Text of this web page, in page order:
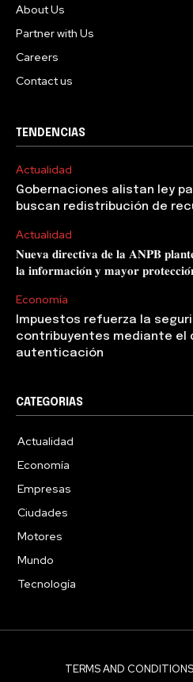
About Us
Partner with Us
Careers
Contact us
TENDENCIAS
Actualidad
Gobernaciones alistan ley
buscan redistribución de
Actualidad
𝐍𝐮𝐞𝐯𝐚 𝐝𝐢𝐫𝐞𝐜𝐭𝐢𝐯𝐚 𝐝𝐞 𝐥𝐚 𝐀𝐍𝐏𝐁
𝐥𝐚 𝐢𝐧𝐟𝐨𝐫𝐦𝐚𝐜𝐢𝐨́𝐧 𝐲 𝐦𝐚𝐲𝐨𝐫
Economía
Impuestos refuerza la
contribuyentes mediante el
autenticación
CATEGORIAS
Actualidad
Economía
Empresas
Ciudades
Motores
Mundo
Tecnología
TERMS AND CONDITIONS